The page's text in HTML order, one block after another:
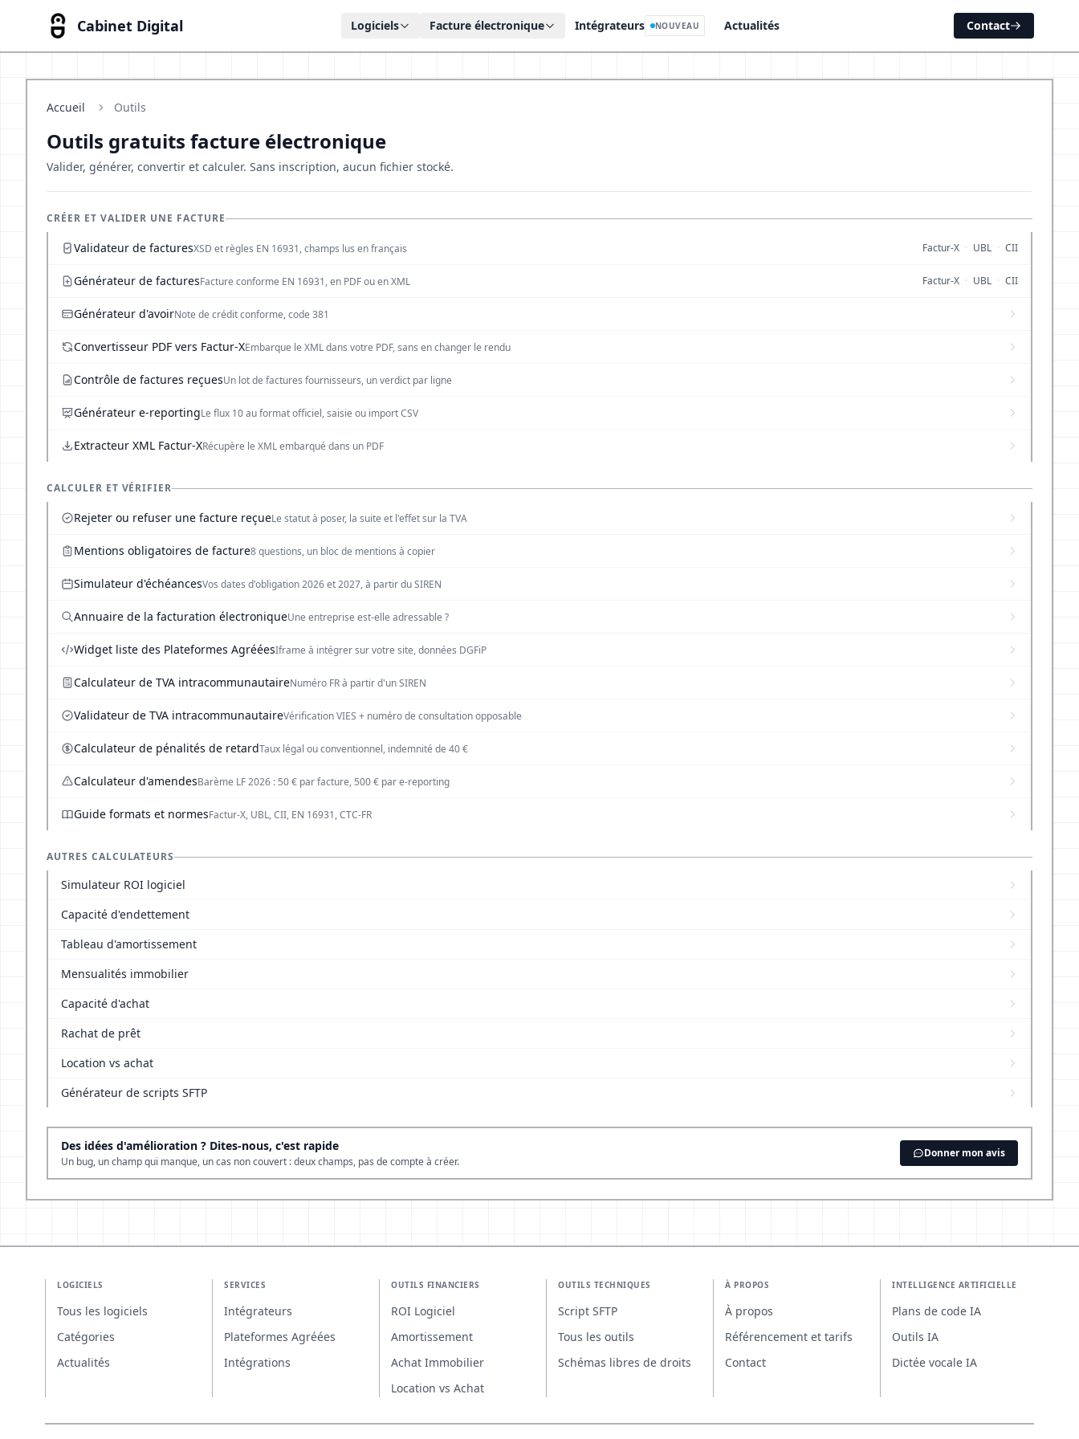
Cabinet Digital Logiciels Facture électronique Intégrateurs NOUVEAU Actualités Contact
Accueil Outils
Outils gratuits facture électronique
Valider, générer, convertir et calculer. Sans inscription, aucun fichier stocké.
CRÉER ET VALIDER UNE FACTURE
Validateur de facturesXSD et règles EN 16931, champs lus en français Factur-X · UBL · CII
Générateur de facturesFacture conforme EN 16931, en PDF ou en XML Factur-X · UBL · CII
Générateur d'avoirNote de crédit conforme, code 381
Convertisseur PDF vers Factur-XEmbarque le XML dans votre PDF, sans en changer le rendu
Contrôle de factures reçuesUn lot de factures fournisseurs, un verdict par ligne
Générateur e-reportingLe flux 10 au format officiel, saisie ou import CSV
Extracteur XML Factur-XRécupère le XML embarqué dans un PDF
CALCULER ET VÉRIFIER
Rejeter ou refuser une facture reçueLe statut à poser, la suite et l'effet sur la TVA
Mentions obligatoires de facture8 questions, un bloc de mentions à copier
Simulateur d'échéancesVos dates d'obligation 2026 et 2027, à partir du SIREN
Annuaire de la facturation électroniqueUne entreprise est-elle adressable ?
Widget liste des Plateformes AgrééesIframe à intégrer sur votre site, données DGFiP
Calculateur de TVA intracommunautaireNuméro FR à partir d'un SIREN
Validateur de TVA intracommunautaireVérification VIES + numéro de consultation opposable
Calculateur de pénalités de retardTaux légal ou conventionnel, indemnité de 40 €
Calculateur d'amendesBarème LF 2026 : 50 € par facture, 500 € par e-reporting
Guide formats et normesFactur-X, UBL, CII, EN 16931, CTC-FR
AUTRES CALCULATEURS
Simulateur ROI logiciel
Capacité d'endettement
Tableau d'amortissement
Mensualités immobilier
Capacité d'achat
Rachat de prêt
Location vs achat
Générateur de scripts SFTP
Des idées d'amélioration ? Dites-nous, c'est rapide
Un bug, un champ qui manque, un cas non couvert : deux champs, pas de compte à créer.
Donner mon avis
LOGICIELS
Tous les logiciels
Catégories
Actualités
SERVICES
Intégrateurs
Plateformes Agréées
Intégrations
OUTILS FINANCIERS
ROI Logiciel
Amortissement
Achat Immobilier
Location vs Achat
OUTILS TECHNIQUES
Script SFTP
Tous les outils
Schémas libres de droits
À PROPOS
À propos
Référencement et tarifs
Contact
INTELLIGENCE ARTIFICIELLE
Plans de code IA
Outils IA
Dictée vocale IA